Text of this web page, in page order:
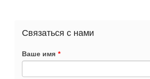
Связаться с нами
Ваше имя *